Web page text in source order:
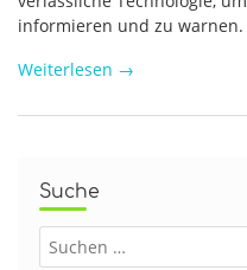
informieren und zu warnen.
Weiterlesen →
Suche